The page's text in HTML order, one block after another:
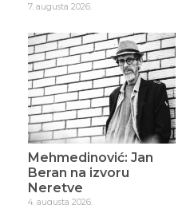
7. augusta 2026.
Mehmedinović: Jan
Beran na izvoru
Neretve
4. augusta 2026.